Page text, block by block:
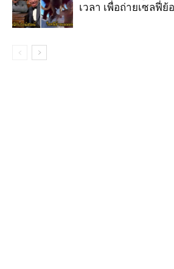
เวลา เพื่อถ่ายเซลฟี่